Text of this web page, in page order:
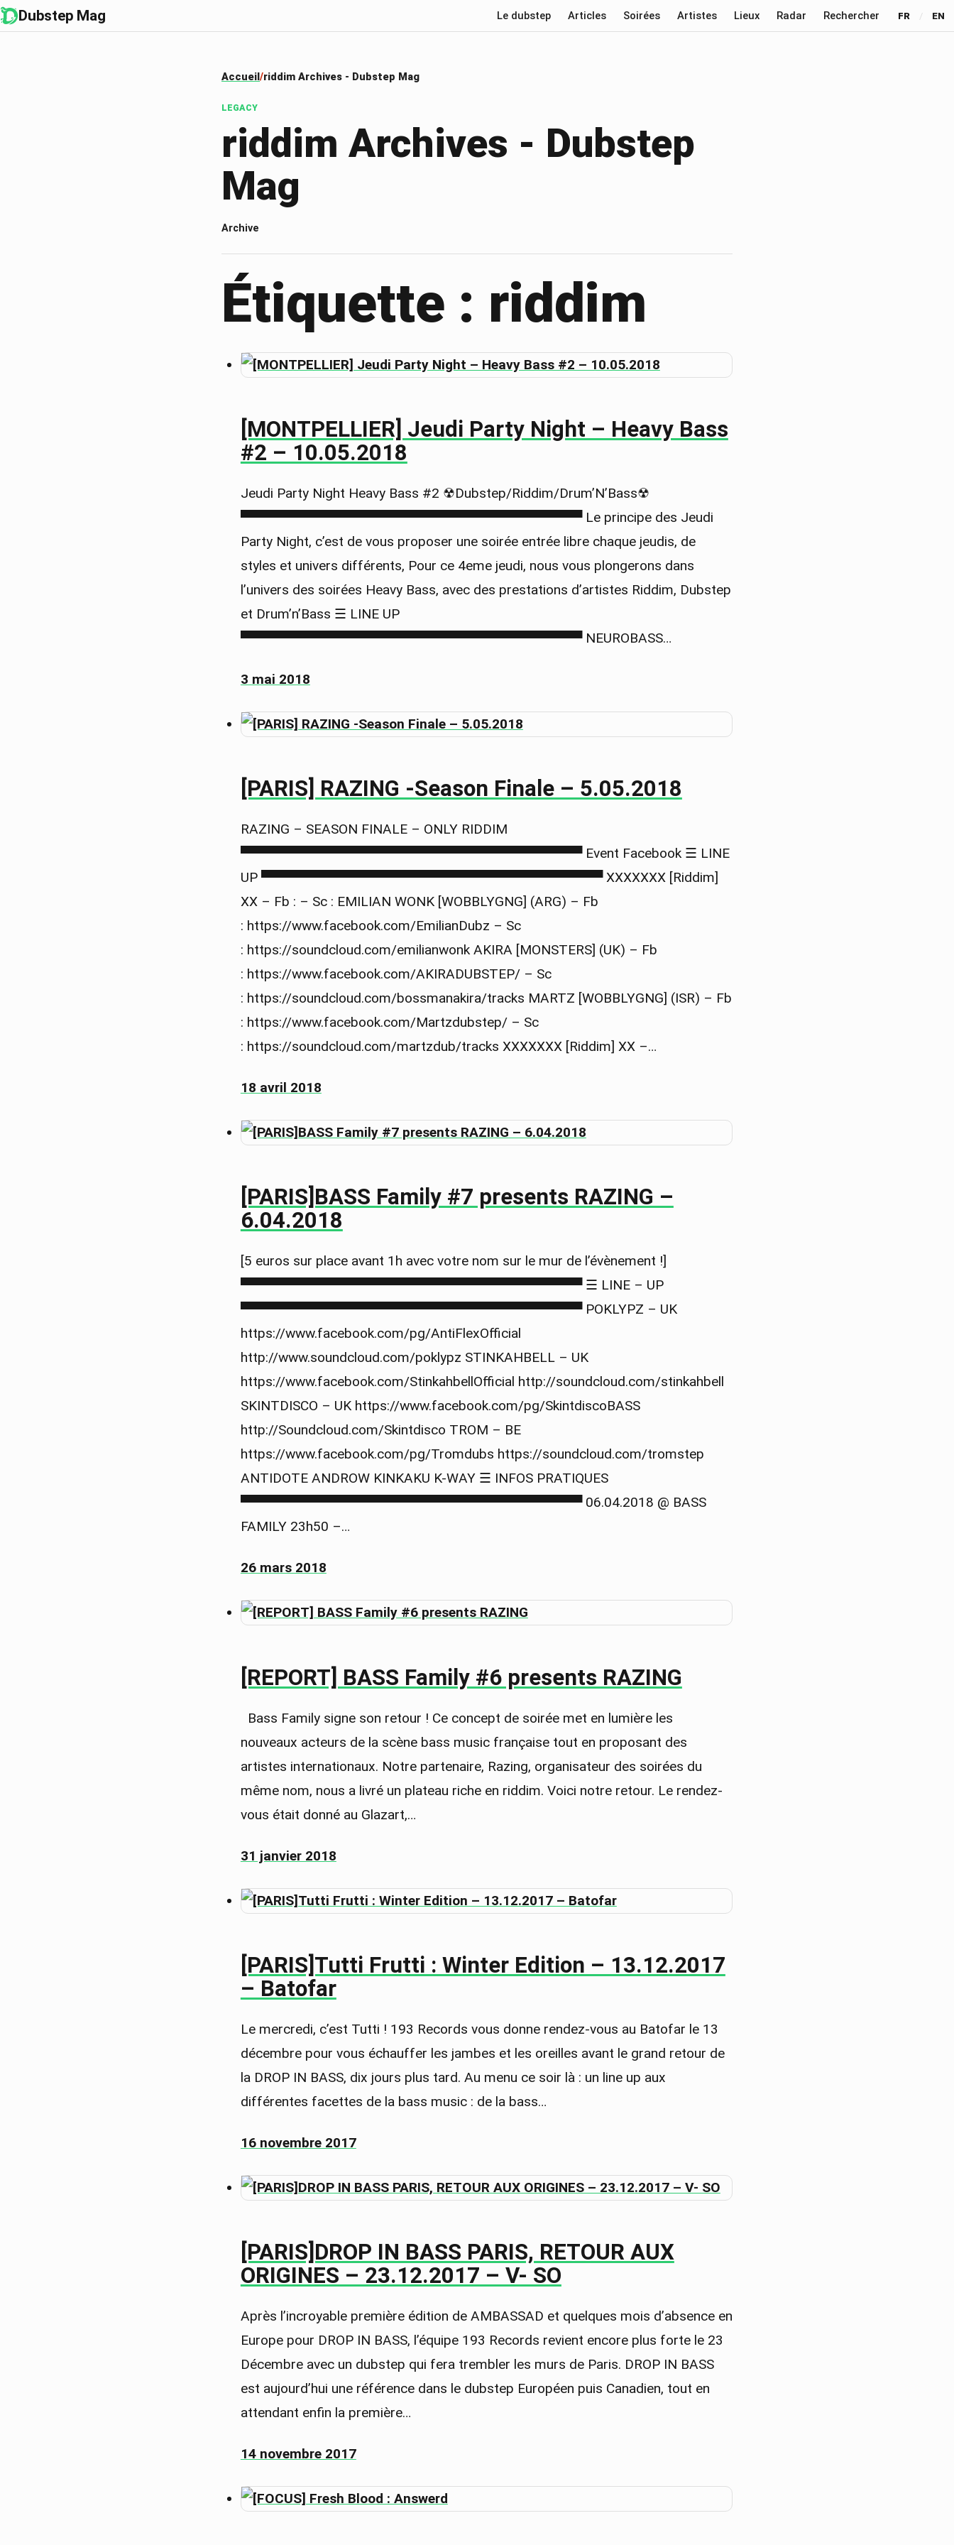
Dubstep Mag Le dubstep Articles Soirées Artistes Lieux Radar Rechercher FR / EN
Accueil riddim Archives - Dubstep Mag
LEGACY
riddim Archives - Dubstep
Mag
Archive
Étiquette : riddim
[MONTPELLIER] Jeudi Party Night – Heavy Bass
#2 – 10.05.2018
Jeudi Party Night Heavy Bass #2 ☢Dubstep/Riddim/Drum’N’Bass☢
▀▀▀▀▀▀▀▀▀▀▀▀▀▀▀▀▀▀▀▀▀▀▀▀▀▀▀▀▀▀▀▀▀▀▀▀▀ Le principe des Jeudi
Party Night, c’est de vous proposer une soirée entrée libre chaque jeudis, de
styles et univers différents, Pour ce 4eme jeudi, nous vous plongerons dans
l’univers des soirées Heavy Bass, avec des prestations d’artistes Riddim, Dubstep
et Drum’n’Bass ☰ LINE UP
▀▀▀▀▀▀▀▀▀▀▀▀▀▀▀▀▀▀▀▀▀▀▀▀▀▀▀▀▀▀▀▀▀▀▀▀▀ NEUROBASS…
3 mai 2018
[PARIS] RAZING -Season Finale – 5.05.2018
RAZING – SEASON FINALE – ONLY RIDDIM
▀▀▀▀▀▀▀▀▀▀▀▀▀▀▀▀▀▀▀▀▀▀▀▀▀▀▀▀▀▀▀▀▀▀▀▀▀ Event Facebook ☰ LINE
UP ▀▀▀▀▀▀▀▀▀▀▀▀▀▀▀▀▀▀▀▀▀▀▀▀▀▀▀▀▀▀▀▀▀▀▀▀▀ XXXXXXX [Riddim]
XX – Fb : – Sc : EMILIAN WONK [WOBBLYGNG] (ARG) – Fb
: https://www.facebook.com/EmilianDubz – Sc
: https://soundcloud.com/emilianwonk AKIRA [MONSTERS] (UK) – Fb
: https://www.facebook.com/AKIRADUBSTEP/ – Sc
: https://soundcloud.com/bossmanakira/tracks MARTZ [WOBBLYGNG] (ISR) – Fb
: https://www.facebook.com/Martzdubstep/ – Sc
: https://soundcloud.com/martzdub/tracks XXXXXXX [Riddim] XX –…
18 avril 2018
[PARIS]BASS Family #7 presents RAZING –
6.04.2018
[5 euros sur place avant 1h avec votre nom sur le mur de l’évènement !]
▀▀▀▀▀▀▀▀▀▀▀▀▀▀▀▀▀▀▀▀▀▀▀▀▀▀▀▀▀▀▀▀▀▀▀▀▀ ☰ LINE – UP
▀▀▀▀▀▀▀▀▀▀▀▀▀▀▀▀▀▀▀▀▀▀▀▀▀▀▀▀▀▀▀▀▀▀▀▀▀ POKLYPZ – UK
https://www.facebook.com/pg/AntiFlexOfficial
http://www.soundcloud.com/poklypz STINKAHBELL – UK
https://www.facebook.com/StinkahbellOfficial http://soundcloud.com/stinkahbell
SKINTDISCO – UK https://www.facebook.com/pg/SkintdiscoBASS
http://Soundcloud.com/Skintdisco TROM – BE
https://www.facebook.com/pg/Tromdubs https://soundcloud.com/tromstep
ANTIDOTE ANDROW KINKAKU K-WAY ☰ INFOS PRATIQUES
▀▀▀▀▀▀▀▀▀▀▀▀▀▀▀▀▀▀▀▀▀▀▀▀▀▀▀▀▀▀▀▀▀▀▀▀▀ 06.04.2018 @ BASS
FAMILY 23h50 –…
26 mars 2018
[REPORT] BASS Family #6 presents RAZING
Bass Family signe son retour ! Ce concept de soirée met en lumière les
nouveaux acteurs de la scène bass music française tout en proposant des
artistes internationaux. Notre partenaire, Razing, organisateur des soirées du
même nom, nous a livré un plateau riche en riddim. Voici notre retour. Le rendez-
vous était donné au Glazart,…
31 janvier 2018
[PARIS]Tutti Frutti : Winter Edition – 13.12.2017
– Batofar
Le mercredi, c’est Tutti ! 193 Records vous donne rendez-vous au Batofar le 13
décembre pour vous échauffer les jambes et les oreilles avant le grand retour de
la DROP IN BASS, dix jours plus tard. Au menu ce soir là : un line up aux
différentes facettes de la bass music : de la bass…
16 novembre 2017
[PARIS]DROP IN BASS PARIS, RETOUR AUX
ORIGINES – 23.12.2017 – V- SO
Après l’incroyable première édition de AMBASSAD et quelques mois d’absence en
Europe pour DROP IN BASS, l’équipe 193 Records revient encore plus forte le 23
Décembre avec un dubstep qui fera trembler les murs de Paris. DROP IN BASS
est aujourd’hui une référence dans le dubstep Européen puis Canadien, tout en
attendant enfin la première…
14 novembre 2017